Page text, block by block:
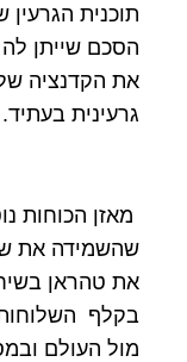
תוכנית הגרעין
הסכם שייתן
את הקדנציה
גרעינית בעתיד.
מאזן הכוחות
שהשמידה את
את טהראן
בקלף
מול העולם